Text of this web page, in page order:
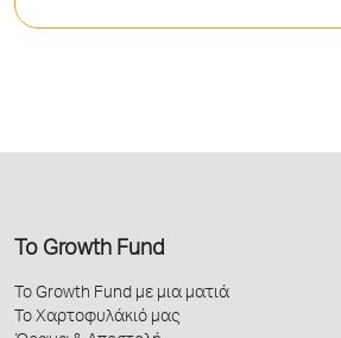
Το Growth Fund
Το Growth Fund με μια ματιά
Το Χαρτοφυλάκιό μας